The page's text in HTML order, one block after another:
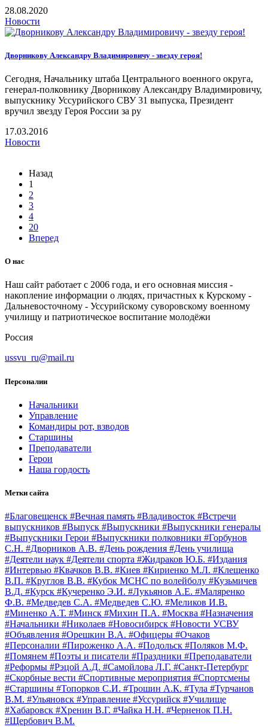
28.08.2020
Новости
Дворникову Александру Владимировичу - звезду героя!
Сегодня, Начальнику штаба Центрального военного округа,
генерал-полковнику Дворникову Александру Владимировичу,
выпускнику Уссурийского СВУ 31 выпуска, Президент
вручил звезду Героя России за ру
17.03.2016
Новости
Назад
1
2
3
4
20
Вперед
О нас
Наш сайт работает с 2006 года, и его основная миссия -
накопление информации о людях, причастных к Курскому -
Дальневосточному - Уссурийскому суворовскому военному
училищу и патриотическое воспитание молодёжи
Россия
ussvu_ru@mail.ru
Персоналии
Начальники
Управление
Командиры рот, взводов
Старшины
Преподаватели
Герои
Наша гордость
Метки сайта
#Благовещенск #Вечная память #Владивосток #Встречи
выпускников #Выпуск #Выпускники #Выпускники генералы
#Выпускники Герои #Выпускники полковники #Горбунов
С.Н. #Дворников А.В. #День рождения #День училища
#Деятели наук #Деятели спорта #Жидраков Ю.Б. #Издания
#Интервью #Квачков В.В. #Киев #Кириенко М.Л. #Клещенко
В.П. #Круглов В.В. #Кубок МСНС по волейболу #Кузьмичев
В.Д. #Курск #Кучеренко Э.И. #Лукьянов А.Е. #Маляренко
Ф.В. #Медведев С.А. #Медведев С.Ю. #Меликов И.В.
#Миненко А.Т. #Минск #Михин П.А. #Москва #Назначения
#Начальники #Николаев #Новосибирск #Новости УСВУ
#Объявления #Орешкин В.А. #Офицеры #Очаков
#Персоналии #Пироженко А.А. #Подольск #Поляков М.Ф.
#Помянем #Поэты и писатели #Праздники #Преподаватели
#Реформы #Рэцой А.Д. #Самойлова Л.Г. #Санкт-Петербург
#Скорбные вести #Спортивные мероприятия #Спортсмены
#Старшины #Топорков С.И. #Трошин А.К. #Тула #Турчанов
В.М. #Ульяновск #Управление #Уссурийск #Училище
#Хабаровск #Хренин В.Г. #Чайка Н.Н. #Черненок П.Н.
#Щербович В.М.